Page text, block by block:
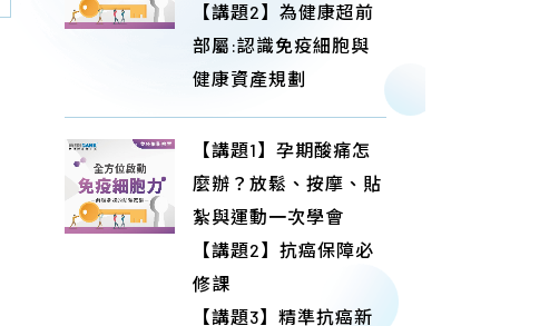
【講題2】為健康超前
部屬:認識免疫細胞與
健康資產規劃
【講題1】孕期酸痛怎
麼辦？放鬆、按摩、貼
紮與運動一次學會
【講題2】抗癌保障必
修課
【講題3】精準抗癌新